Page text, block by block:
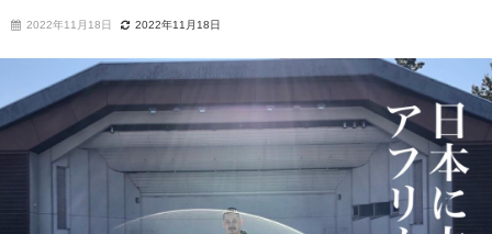
2022年11月18日 2022年11月18日